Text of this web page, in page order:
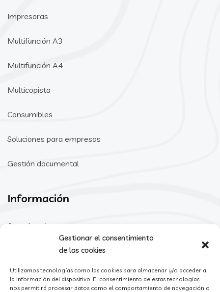
Gestionar el consentimiento
de las cookies
Utilizamos tecnologías como las cookies para almacenar y/o acceder a
la información del dispositivo. El consentimiento de estas tecnologías
nos permitirá procesar datos como el comportamiento de navegación o
Impresoras
Multifunción A3
Multifunción A4
Multicopista
Consumibles
Soluciones para empresas
Gestión documental
Información
Aviso Legal
Política de Privacidad
Política de cookies